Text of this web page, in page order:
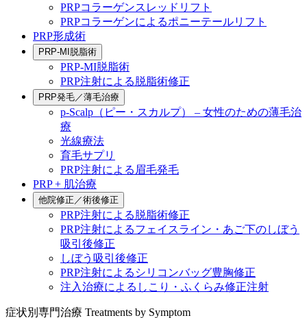
PRPコラーゲンスレッドリフト
PRPコラーゲンによるポニーテールリフト
PRP形成術
PRP-MI脱脂術
PRP-MI脱脂術
PRP注射による脱脂術修正
PRP発毛／薄毛治療
p-Scalp（ピー・スカルプ） – 女性のための薄毛治
療
光線療法
育毛サプリ
PRP注射による眉毛発毛
PRP + 肌治療
他院修正／術後修正
PRP注射による脱脂術修正
PRP注射によるフェイスライン・あご下のしぼう
吸引後修正
しぼう吸引後修正
PRP注射によるシリコンバッグ豊胸修正
注入治療によるしこり・ふくらみ修正注射
症状別専門治療 Treatments by Symptom